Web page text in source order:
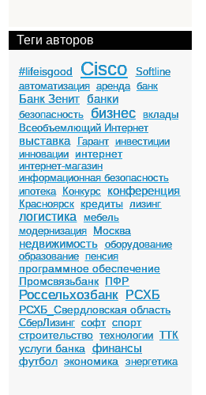
Теги авторов
#lifeisgood Cisco
Softline
автоматизация аренда банк
Банк Зенит банки
безопасность бизнес
вклады
Всеобъемлющий Интернет
выставка Гарант инвестиции
инновации
интернет
интернет-магазин
информационная безопасность
ипотека
Конкурс конференция
Красноярск кредиты лизинг
логистика
мебель
модернизация
Москва
недвижимость оборудование
образование пенсия
программное обеспечение
Промсвязьбанк ПФР
Россельхозбанк РСХБ
РСХБ_Свердловская область
СберЛизинг софт спорт
строительство технологии ТТК
услуги банка финансы
футбол экономика энергетика